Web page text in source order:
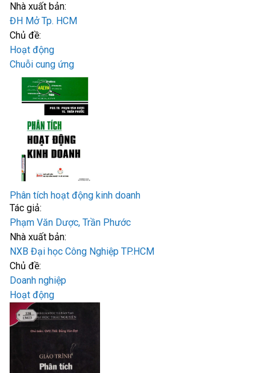
Nhà xuất bản:
ĐH Mở Tp. HCM
Chủ đề:
Hoạt động
Chuỗi cung ứng
Phân tích hoạt động kinh doanh
Tác giả:
Phạm Văn Dược, Trần Phước
Nhà xuất bản:
NXB Đại học Công Nghiệp TP.HCM
Chủ đề:
Doanh nghiệp
Hoạt động